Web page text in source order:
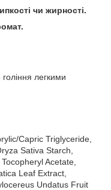
чи жирності.
легкими
Capric Triglyceride,
Sativa Starch,
Acetate,
Leaf Extract,
Undatus Fruit